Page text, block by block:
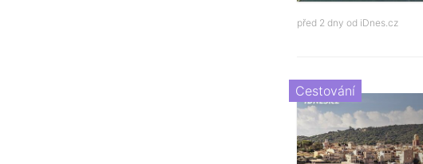
před 2 dny od iDnes.cz
Cestování